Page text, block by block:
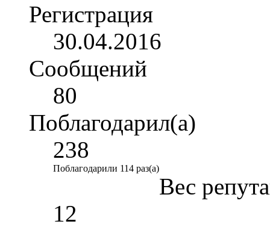
Регистрация
30.04.2016
Сообщений
80
Поблагодарил(а)
238
Поблагодарили 114 раз(а)
Вес
12